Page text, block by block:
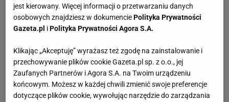
Tłuszcze 0.0 g
Węglowodany 0.0 g
Cukry 0.0 g
rozwiń
jest kierowany. Więcej informacji o przetwarzaniu danych
osobowych znajdziesz w dokumenciePolityka Prywatności
Gazeta.pl iPolityka Prywatności Agora S.A.
Klikając „Akceptuję” wyrażasz też zgodę na zainstalowanie i
przechowywanie plików cookie Gazeta.pl sp. z o.o., jej
Zaufanych Partnerów i Agora S.A. na Twoim urządzeniu
końcowym. Możesz w każdej chwili zmienić swoje preferencje
dotyczące plików cookie, wywołując narzędzie do zarządzania